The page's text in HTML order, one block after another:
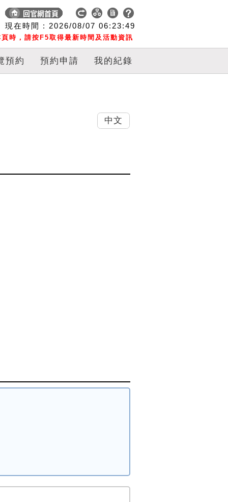
現在時間 : 2026/08/07 06:23:50
時，請按F5取得最新時間及活動資訊
預約 預約申請 我的紀錄